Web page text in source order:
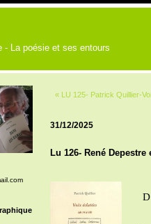
- La poésie et ses entours
« LU 125- Patrick Quillier-
31/12/2025
Lu 126- René